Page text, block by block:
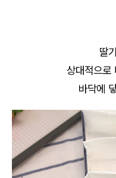
딸
상대적으로
바닥에